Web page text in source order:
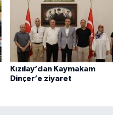
Kızılay’dan Kaymakam
Dinçer’e ziyaret